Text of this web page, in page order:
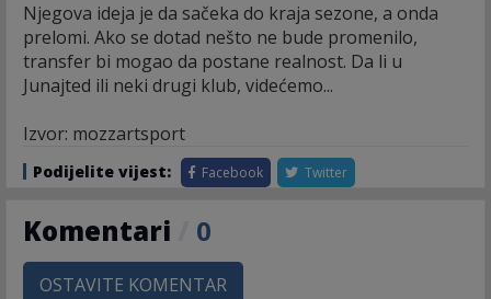
Njegova ideja je da sačeka do kraja sezone, a onda
prelomi. Ako se dotad nešto ne bude promenilo,
transfer bi mogao da postane realnost. Da li u
Junajted ili neki drugi klub, videćemo...
Izvor: mozzartsport
Podijelite vijest: Facebook Twitter
Komentari 0
OSTAVITE KOMENTAR